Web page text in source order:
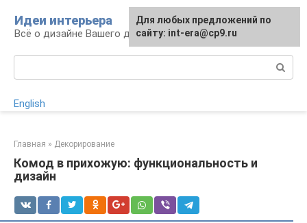
контенту
Идеи интерьера
Всё о дизайне Вашего дома
English
Главная » Декорирование
Комод в прихожую: функциональность и
дизайн
Для любых предложений по
сайту: int-era@cp9.ru